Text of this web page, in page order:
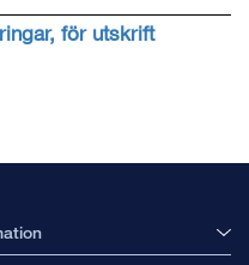
för utskrift